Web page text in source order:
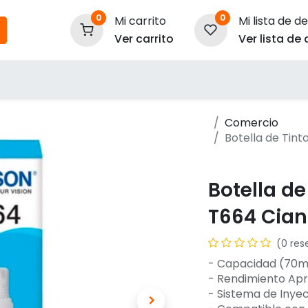
0
Mi carrito
Ver carrito
0
Mi lista de
Ver lista de
Comercio
Botella de
Botella
T664
(0
- Capacidad
- Rendimiento
- Sistema de